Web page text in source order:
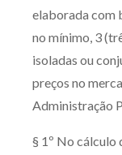
elaborada com
no mínimo, 3
isoladas ou
preços no
Administração
§ 1º No cálculo